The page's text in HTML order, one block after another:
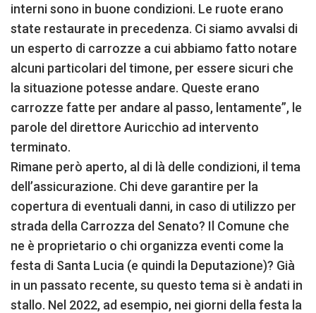
interni sono in buone condizioni. Le ruote erano
state restaurate in precedenza. Ci siamo avvalsi di
un esperto di carrozze a cui abbiamo fatto notare
alcuni particolari del timone, per essere sicuri che
la situazione potesse andare. Queste erano
carrozze fatte per andare al passo, lentamente”, le
parole del direttore Auricchio ad intervento
terminato.
Rimane però aperto, al di là delle condizioni, il tema
dell’assicurazione. Chi deve garantire per la
copertura di eventuali danni, in caso di utilizzo per
strada della Carrozza del Senato? Il Comune che
ne è proprietario o chi organizza eventi come la
festa di Santa Lucia (e quindi la Deputazione)? Già
in un passato recente, su questo tema si è andati in
stallo. Nel 2022, ad esempio, nei giorni della festa la